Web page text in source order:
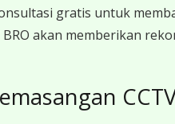
gratis untuk
BRO akan memberikan